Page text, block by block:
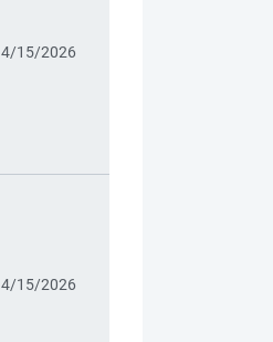
4/15/2026
4/15/2026